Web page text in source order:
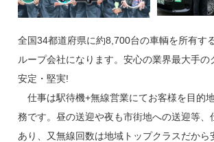
全国34都道府県に約8,700台の車輌を所有す
ループ会社になります。安心の業界最大手の
安定・堅実!
仕事は駅待機+無線営業にてお客様を目的
務です。昼の送迎や夜も市街地への送迎等、
あり、又無線回数は地域トップクラスだから